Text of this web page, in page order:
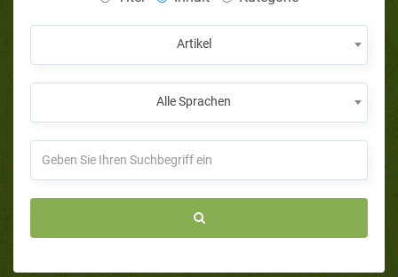
Artikel
Alle Sprachen